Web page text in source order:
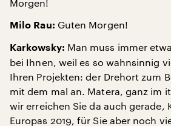
Morgen!
Milo Rau: Guten Morgen!
Karkowsky: Man muss immer
bei Ihnen, weil es so wahnsinnig
Ihren Projekten: der Drehort zum
mit dem mal an. Matera, ganz im
wir erreichen Sie da auch gerade,
Europas 2019, für Sie aber noch